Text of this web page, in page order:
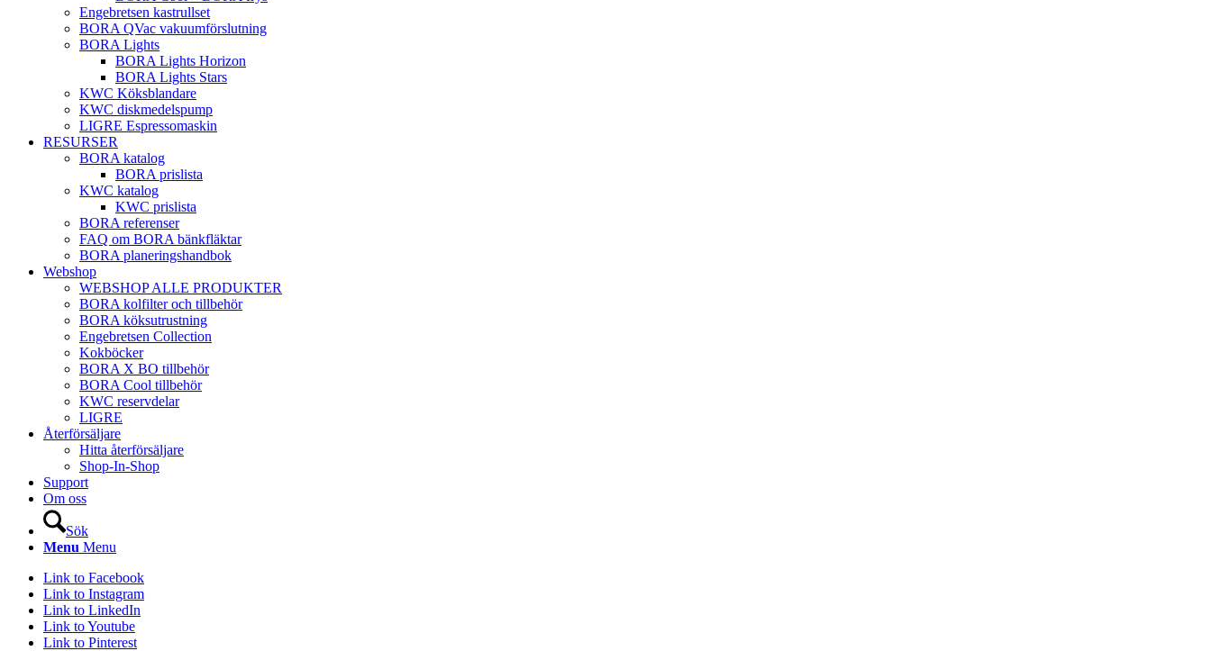
Engebretsen kastrullset
BORA QVac vakuumförslutning
BORA Lights
BORA Lights Horizon
BORA Lights Stars
KWC Köksblandare
KWC diskmedelspump
LIGRE Espressomaskin
RESURSER
BORA katalog
BORA prislista
KWC katalog
KWC prislista
BORA referenser
FAQ om BORA bänkfläktar
BORA planeringshandbok
Webshop
WEBSHOP ALLE PRODUKTER
BORA kolfilter och tillbehör
BORA köksutrustning
Engebretsen Collection
Kokböcker
BORA X BO tillbehör
BORA Cool tillbehör
KWC reservdelar
LIGRE
Återförsäljare
Hitta återförsäljare
Shop-In-Shop
Support
Om oss
Sök
Menu Menu
Link to Facebook
Link to Instagram
Link to LinkedIn
Link to Youtube
Link to Pinterest